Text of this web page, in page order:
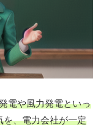
電や風力発電といっ
を、電力会社が一定